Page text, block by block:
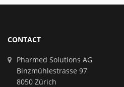
CONTACT
Pharmed Solutions AG
Binzmühlestrasse 97
8050 Zürich